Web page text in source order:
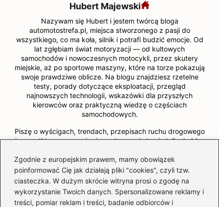
Zgodnie z europejskim prawem, mamy obowiązek
poinformować Cię jak działają pliki "cookies", czyli tzw.
ciasteczka. W dużym skrócie witryna prosi o zgodę na
wykorzystanie Twoich danych. Spersonalizowane reklamy i
treści, pomiar reklam i treści, badanie odbiorców i
Hubert Majewski
Nazywam się Hubert i jestem twórcą bloga
automotostrefa.pl, miejsca stworzonego z pasji do
wszystkiego, co ma koła, silnik i potrafi budzić emocje. Od
lat zgłębiam świat motoryzacji — od kultowych
samochodów i nowoczesnych motocykli, przez skutery
miejskie, aż po sportowe maszyny, które na torze pokazują
swoje prawdziwe oblicze. Na blogu znajdziesz rzetelne
testy, porady dotyczące eksploatacji, przegląd
najnowszych technologii, wskazówki dla przyszłych
kierowców oraz praktyczną wiedzę o częściach
samochodowych.
Piszę o wyścigach, trendach, przepisach ruchu drogowego
i wszystkim, co sprawia, że motoryzacja to nie tylko hobby
motoryzacja jest dla każdego: pasjonata klasyków, fana
adrenaliny, początkującego kierowcy, a nawet osoby, która
po prostu lubi dobrą jazdę. Jeśli kochasz zapach benzyny,
dźwięk silnika i wiatr we włosach — jesteś we właściwym
miejscu.